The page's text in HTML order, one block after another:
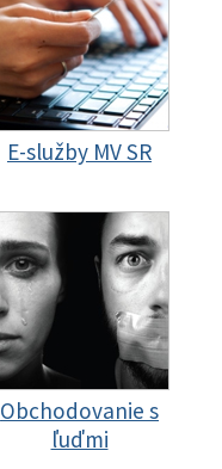
E-služby MV SR
Obchodovanie s
ľuďmi